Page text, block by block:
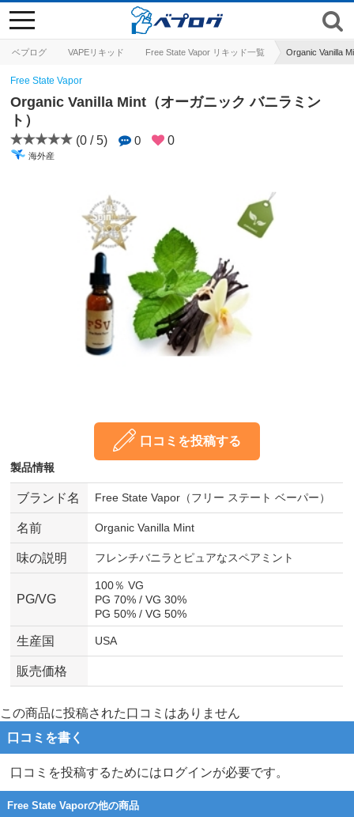
ベプログ VAPEリキッド Free State Vapor リキッド一覧 Organic Vanilla
toggle
navigation
Free State Vapor
Organic Vanilla Mint（オーガニック バニラミン
ト）
(0 / 5) 0 0
海外産
口コミを投稿する
製品情報
ブランド名 Free State Vapor（フリー ステート ベーパー）
名前 Organic Vanilla Mint
味の説明 フレンチバニラとピュアなスペアミント
PG/VG
100％ VG
PG 70% / VG 30%
PG 50% / VG 50%
生産国 USA
販売価格
この商品に投稿された口コミはありません
口コミを書く
口コミを投稿するためにはログインが必要です。
Free State Vaporの他の商品